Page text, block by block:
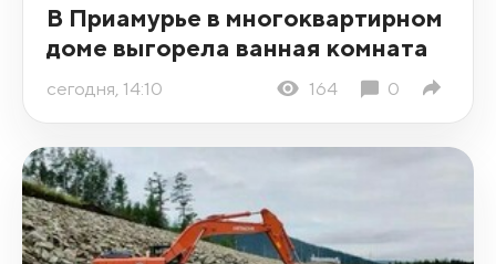
В Приамурье в многоквартирном
доме выгорела ванная комната
сегодня, 14:10 164 0